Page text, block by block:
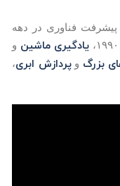
با پیشرفت فناوری در دهه
یادگیری ماشین و
بزرگ وپردازش ابری،